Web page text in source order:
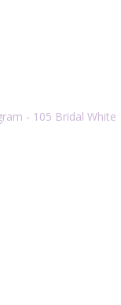
- 105 Bridal White